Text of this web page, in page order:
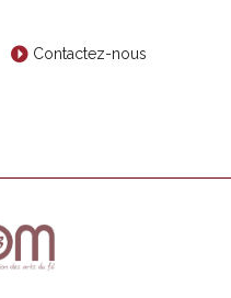
Contactez-nous